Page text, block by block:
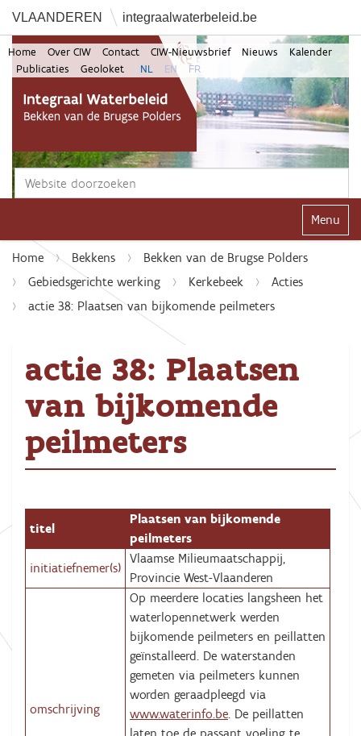
VLAANDEREN integraalwaterbeleid.be
Zoek
Home Over CIW Contact CIW-Nieuwsbrief Nieuws
Kalender
Publicaties
Geoloket NL EN FR
Klap
Home Bekkens
Bekken van de Brugse Polders
Gebiedsgerichte werking
Kerkebeek
Acties
actie 38: Plaatsen van bijkomende peilmeters
actie 38: Plaatsen
van bijkomende
peilmeters
titel
Plaatsen van bijkomende
peilmeters
initiatiefnemer(s)
Vlaamse Milieumaatschappij,
Provincie West-Vlaanderen
omschrijving
Op meerdere locaties langsheen het
waterlopennetwerk werden
bijkomende peilmeters en peillatten
geïnstalleerd. De waterstanden
gemeten via peilmeters kunnen
worden geraadpleegd via
www.waterinfo.be . De peillatten